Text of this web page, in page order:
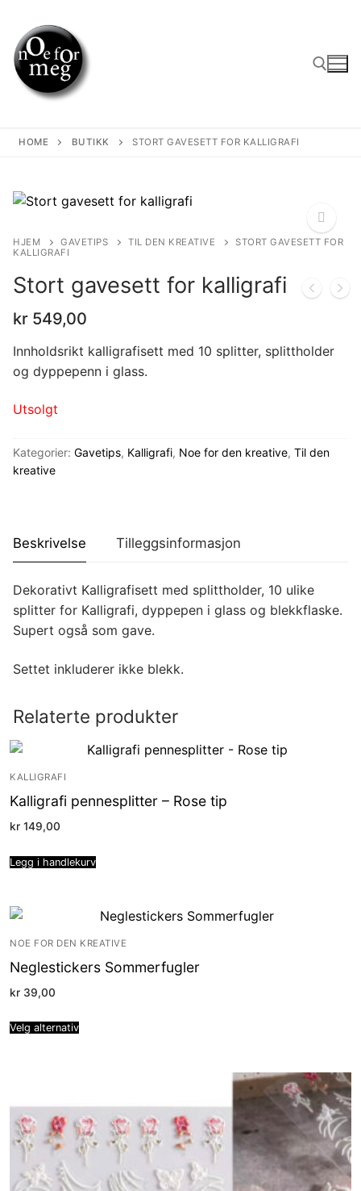
content
HOME BUTIKK STORT GAVESETT FOR KALLIGRAFI
HJEM GAVETIPS TIL DEN KREATIVE
STORT GAVESETT FOR
KALLIGRAFI
Stort gavesett for kalligrafi
kr 549,00
Innholdsrikt kalligrafisett med 10 splitter, splittholder
og dyppepenn i glass.
Utsolgt
Kategorier: Gavetips, Kalligrafi, Noe for den kreative, Til den
kreative
Beskrivelse Tilleggsinformasjon
Dekorativt Kalligrafisett med splittholder, 10 ulike
splitter for Kalligrafi, dyppepen i glass og blekkflaske.
Supert også som gave.
Settet inkluderer ikke blekk.
Relaterte produkter
KALLIGRAFI
Kalligrafi pennesplitter – Rose tip
kr 149,00
Legg i handlekurv
NOE FOR DEN KREATIVE
Neglestickers Sommerfugler
kr 39,00
Velg alternativ